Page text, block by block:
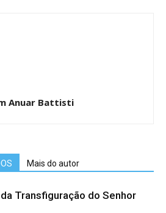
Anuar Battisti
Mais do autor
Transfiguração do Senhor